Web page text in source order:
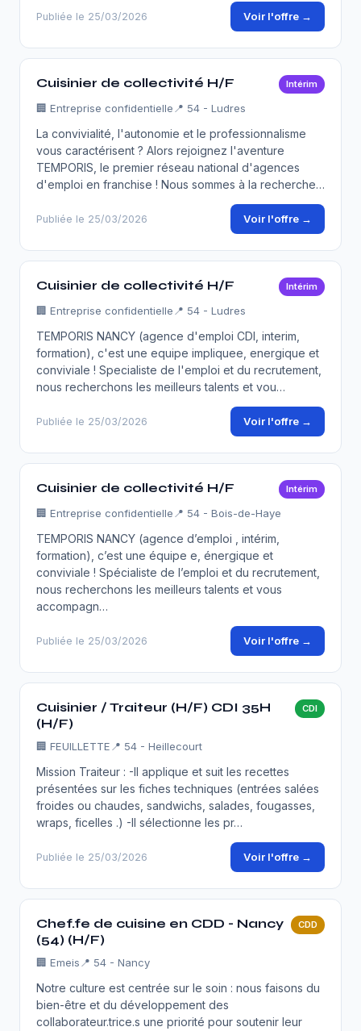
Publiée le 25/03/2026 Voir l'offre →
Cuisinier de collectivité H/F Intérim
🏢 Entreprise confidentielle 📍 54 - Ludres
La convivialité, l'autonomie et le professionnalisme
vous caractérisent ? Alors rejoignez l'aventure
TEMPORIS, le premier réseau national d'agences
d'emploi en franchise ! Nous sommes à la recherche…
Publiée le 25/03/2026 Voir l'offre →
Cuisinier de collectivité H/F Intérim
🏢 Entreprise confidentielle 📍 54 - Ludres
TEMPORIS NANCY (agence d'emploi CDI, interim,
formation), c'est une equipe impliquee, energique et
conviviale ! Specialiste de l'emploi et du recrutement,
nous recherchons les meilleurs talents et vou…
Publiée le 25/03/2026 Voir l'offre →
Cuisinier de collectivité H/F Intérim
🏢 Entreprise confidentielle 📍 54 - Bois-de-Haye
TEMPORIS NANCY (agence d’emploi , intérim,
formation), c’est une équipe e, énergique et
conviviale ! Spécialiste de l’emploi et du recrutement,
nous recherchons les meilleurs talents et vous
accompagn…
Publiée le 25/03/2026 Voir l'offre →
Cuisinier / Traiteur (H/F) CDI 35H
(H/F)
CDI
🏢 FEUILLETTE 📍 54 - Heillecourt
Mission Traiteur : -Il applique et suit les recettes
présentées sur les fiches techniques (entrées salées
froides ou chaudes, sandwichs, salades, fougasses,
wraps, ficelles .) -Il sélectionne les pr…
Publiée le 25/03/2026 Voir l'offre →
Chef.fe de cuisine en CDD - Nancy
(54) (H/F)
CDD
🏢 Emeis 📍 54 - Nancy
Notre culture est centrée sur le soin : nous faisons du
bien-être et du développement des
collaborateur.trice.s une priorité pour soutenir leur